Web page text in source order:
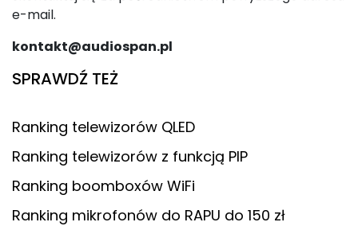
e-mail.
kontakt@audiospan.pl
SPRAWDŹ TEŻ
Ranking telewizorów QLED
Ranking telewizorów z funkcją PIP
Ranking boomboxów WiFi
Ranking mikrofonów do RAPU do 150 zł